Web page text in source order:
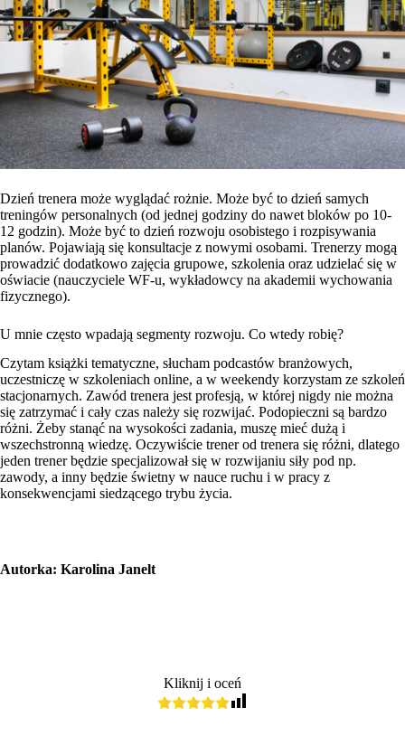
Dzień trenera może wyglądać rożnie. Może być to dzień samych
treningów personalnych (od jednej godziny do nawet bloków po 10-
12 godzin). Może być to dzień rozwoju osobistego i rozpisywania
planów. Pojawiają się konsultacje z nowymi osobami. Trenerzy mogą
prowadzić dodatkowo zajęcia grupowe, szkolenia oraz udzielać się w
oświacie (nauczyciele WF-u, wykładowcy na akademii wychowania
fizycznego).
U mnie często wpadają segmenty rozwoju. Co wtedy robię?
Czytam książki tematyczne, słucham podcastów branżowych,
uczestniczę w szkoleniach online, a w weekendy korzystam ze szkoleń
stacjonarnych. Zawód trenera jest profesją, w której nigdy nie można
się zatrzymać i cały czas należy się rozwijać. Podopieczni są bardzo
różni. Żeby stanąć na wysokości zadania, muszę mieć dużą i
wszechstronną wiedzę. Oczywiście trener od trenera się różni, dlatego
jeden trener będzie specjalizował się w rozwijaniu siły pod np.
zawody, a inny będzie świetny w nauce ruchu i w pracy z
konsekwencjami siedzącego trybu życia.
Autorka: Karolina Janelt
Kliknij i oceń